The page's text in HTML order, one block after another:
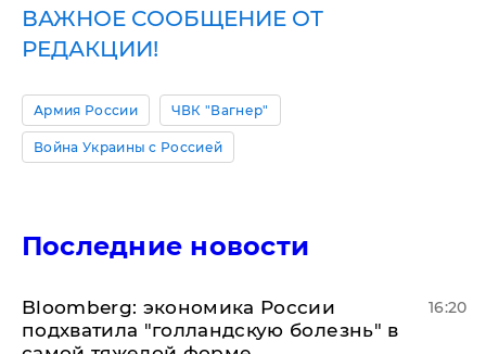
ВАЖНОЕ СООБЩЕНИЕ ОТ
РЕДАКЦИИ!
Армия России ЧВК "Вагнер"
Война Украины с Россией
Последние новости
Bloomberg: экономика России
подхватила "голландскую болезнь" в
16:20